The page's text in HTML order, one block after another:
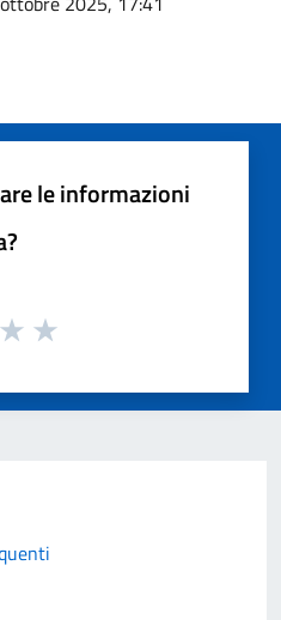
le informazioni